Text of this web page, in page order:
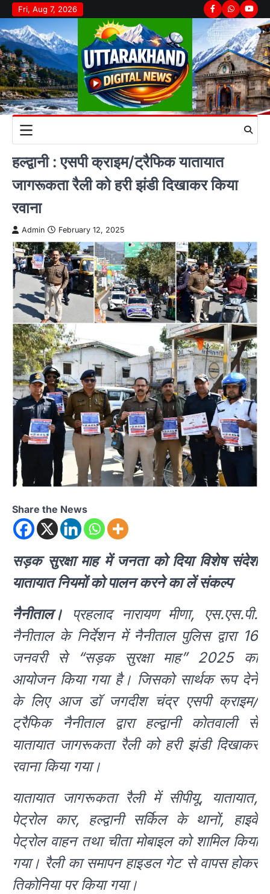
Skip
to
content
Fri, Aug 7, 2026 Facebook
Whatsapp
हल्द्वानी : एसपी क्राइम/ट्रैफिक यातायात
जागरूकता रैली को हरी झंडी दिखाकर किया
रवाना
Admin February 12, 2025
Share the News
सड़क सुरक्षा माह में जनता को दिया विशेष संदेश
यातायात नियमों को पालन करने का लें संकल्प
नैनीताल। प्रहलाद नारायण मीणा, एस.एस.पी.
नैनीताल के निर्देशन में नैनीताल पुलिस द्वारा 16
जनवरी से “सड़क सुरक्षा माह” 2025 का
आयोजन किया गया है। जिसको सार्थक रूप देने
के लिए आज डॉ जगदीश चंद्र एसपी क्राइम/
ट्रैफिक नैनीताल द्वारा हल्द्वानी कोतवाली से
यातायात जागरूकता रैली को हरी झंडी दिखाकर
रवाना किया गया।
यातायात जागरूकता रैली में सीपीयू, यातायात,
पेट्रोल कार, हल्द्वानी सर्किल के थानों, हाइवे
पेट्रोल वाहन तथा चीता मोबाइल को शामिल किया
गया। रैली का समापन हाइडल गेट से वापस होकर
तिकोनिया पर किया गया।